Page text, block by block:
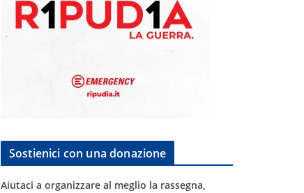
Sostienici con una donazione
Aiutaci a organizzare al meglio la rassegna,